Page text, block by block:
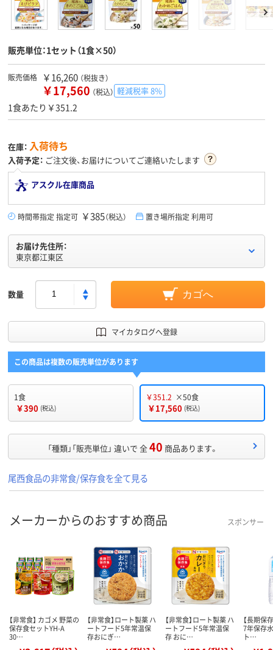
販売単位：1セット（1食×50）
販売価格 ￥16,260 （税抜き）
￥17,560 （税込） 軽減税率 8%
1食あたり￥351.2
在庫： 入荷待ち
入荷予定： ご注文後、お届けについてご連絡いたします
アスクル在庫商品
時間帯指定 指定可 ￥385（税込） 置き場所指定 利用可
お届け先住所：
東京都江東区
数量 カゴへ
マイカタログへ登録
この商品は複数の販売単位があります
1食
￥390 (税込)
￥351.2 ×50食
￥17,560 (税込)
「種類」「販売単位」 違いで 全40 商品あります。
尾西食品の非常食/保存食を全て見る
メーカーからのおすすめ商品 スポンサー
【非常食】 カゴメ 野菜の
保存食セットYH-A
30…
【非常食】ロート製薬 ハ
ートフード5年常温保
存おにぎ…
【非常食】ロート製薬 ハ
ートフード5年常温保
存 おに…
【長期保
7年保存
ト…